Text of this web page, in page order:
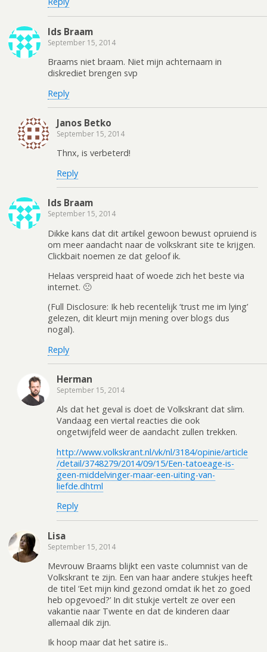
Ids Braam
September 15, 2014
Braams niet braam. Niet mijn achternaam in
diskrediet brengen svp
Reply
Janos Betko
September 15, 2014
Thnx, is verbeterd!
Reply
Ids Braam
September 15, 2014
Dikke kans dat dit artikel gewoon bewust opruiend is
om meer aandacht naar de volkskrant site te krijgen.
Clickbait noemen ze dat geloof ik.
Helaas verspreid haat of woede zich het beste via
internet. 🙁
(Full Disclosure: Ik heb recentelijk ‘trust me im lying’
gelezen, dit kleurt mijn mening over blogs dus
nogal).
Reply
Herman
September 15, 2014
Als dat het geval is doet de Volkskrant dat slim.
Vandaag een viertal reacties die ook
ongetwijfeld weer de aandacht zullen trekken.
http://www.volkskrant.nl/vk/nl/3184/opinie/article
/detail/3748279/2014/09/15/Een-tatoeage-is-
geen-middelvinger-maar-een-uiting-van-
liefde.dhtml
Reply
Lisa
September 15, 2014
Mevrouw Braams blijkt een vaste columnist van de
Volkskrant te zijn. Een van haar andere stukjes heeft
de titel ‘Eet mijn kind gezond omdat ik het zo goed
heb opgevoed?’ In dit stukje vertelt ze over een
vakantie naar Twente en dat de kinderen daar
allemaal dik zijn.
Ik hoop maar dat het satire is..